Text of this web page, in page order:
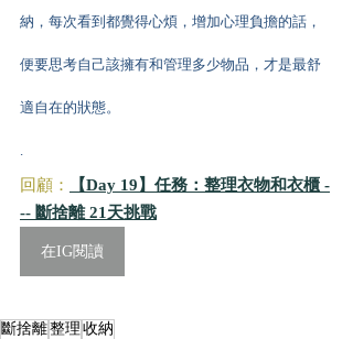
納，每次看到都覺得心煩，增加心理負擔的話，
便要思考自己該擁有和管理多少物品，才是最舒
適自在的狀態。
.
回顧：
【Day 19】任務：整理衣物和衣櫃 -
-- 斷捨離 21天挑戰
在IG閱讀
斷捨離整理 收納